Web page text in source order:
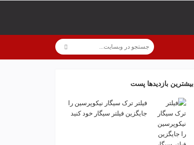
بیشترین بازدیدها پست
فیلتر ترک سیگار نیکوپرسین را
جایگزین فیلتر سیگار خود کنید